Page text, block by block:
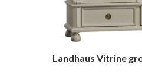
Landhaus Vitrine